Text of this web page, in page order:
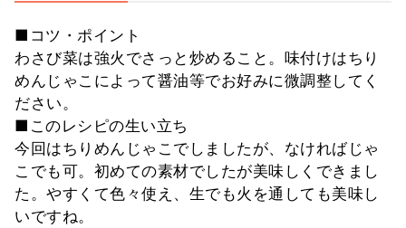
■コツ・ポイント
わさび菜は強火でさっと炒めること。味付けはちり
めんじゃこによって醤油等でお好みに微調整してく
ださい。
■このレシピの生い立ち
今回はちりめんじゃこでしましたが、なければじゃ
こでも可。初めての素材でしたが美味しくできまし
た。やすくて色々使え、生でも火を通しても美味し
いですね。